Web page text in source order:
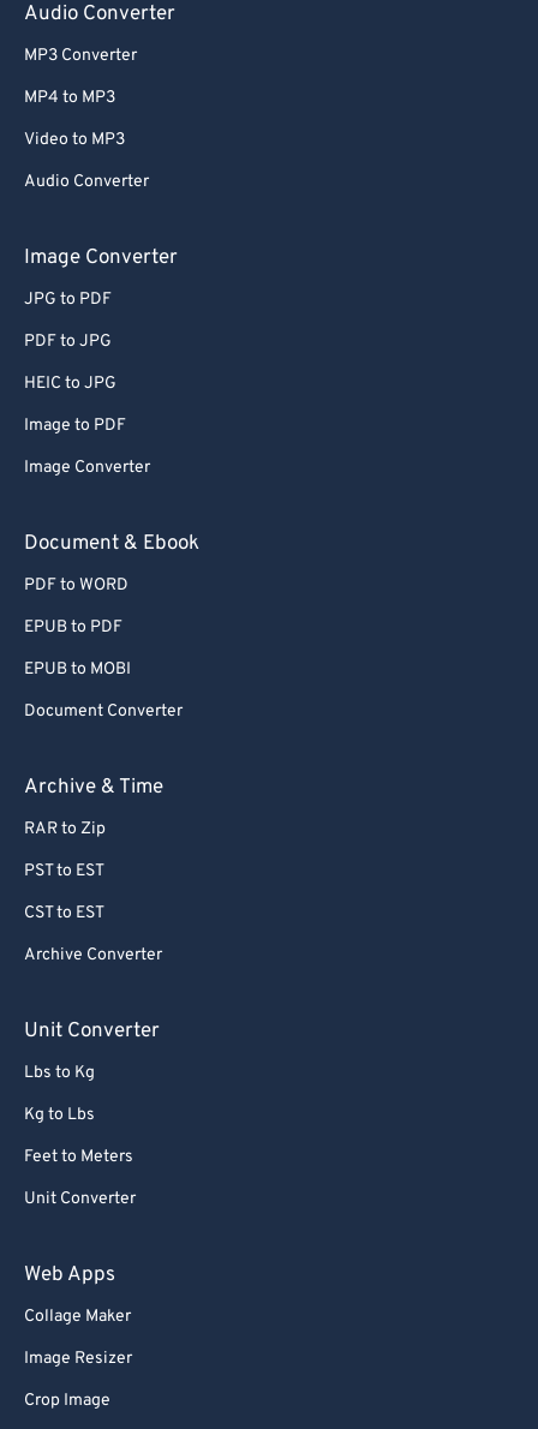
Audio Converter
MP3 Converter
MP4 to MP3
Video to MP3
Audio Converter
Image Converter
JPG to PDF
PDF to JPG
HEIC to JPG
Image to PDF
Image Converter
Document & Ebook
PDF to WORD
EPUB to PDF
EPUB to MOBI
Document Converter
Archive & Time
RAR to Zip
PST to EST
CST to EST
Archive Converter
Unit Converter
Lbs to Kg
Kg to Lbs
Feet to Meters
Unit Converter
Web Apps
Collage Maker
Image Resizer
Crop Image